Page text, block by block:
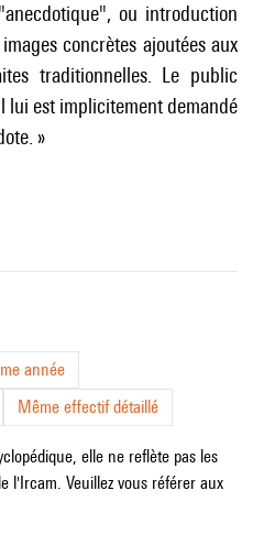
ou introduction
concrètes ajoutées aux
traditionnelles. Le public
est implicitement demandé
»
année
Même effectif détaillé
elle ne reflète pas les
l'Ircam. Veuillez vous référer aux